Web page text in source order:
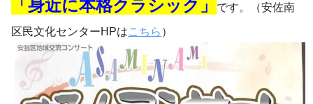
「身近に本格クラシック」 です。（安佐南
区民文化センターHPはこちら ）